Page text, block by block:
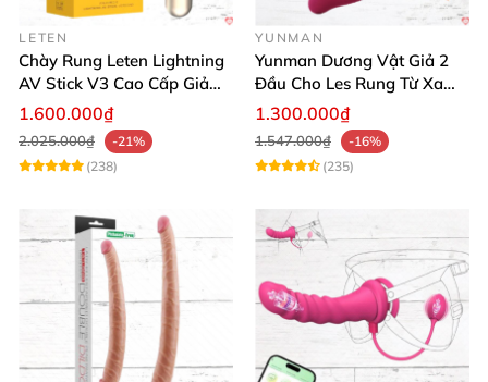
LETEN
Chày Rung Leten Lightning
AV Stick V3 Cao Cấp Giảm
Mỡ Giữ Dáng
1.600.000₫
2.025.000₫
-21%
(238)
YUNMAN
Yunman Dương Vật Giả 2
Đầu Cho Les Rung Từ Xa
Kích Thích
1.300.000₫
1.547.000₫
-16%
(235)